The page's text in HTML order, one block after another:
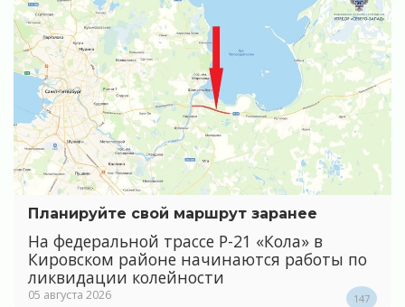
Планируйте свой маршрут заранее
На федеральной трассе Р-21 «Кола» в
Кировском районе начинаются работы по
ликвидации колейности
05 августа 2026 147